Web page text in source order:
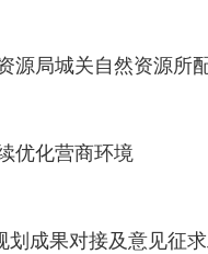
局城关自然资源所
优化营商环境
成果对接及意见征